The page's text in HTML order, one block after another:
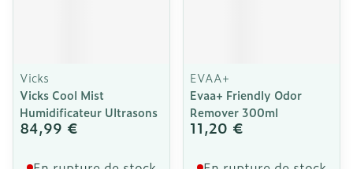
Vicks
Vicks Cool Mist
Humidificateur Ultrasons
84,99 €
EVAA+
Evaa+ Friendly Odor
Remover 300ml
11,20 €